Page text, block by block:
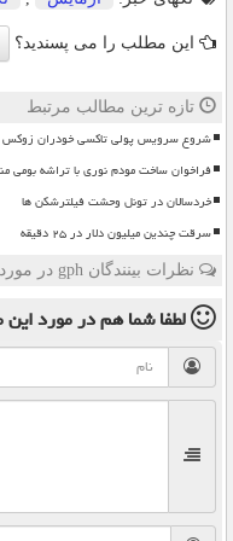
این مطلب را می پسندید؟
تازه ترین مطالب مرتبط
شروع سرویس پولی تاکسی خودران زوکس
فراخوان ساخت مودم نوری با تراشه بومی
خردسالان در تونل وحشت فیلترشکن ها
سرقت چندین میلیون دلار در ۲۵ دقیقه
نظرات بینندگان gph در مورد این مطلب
لطفا شما همدر مورد